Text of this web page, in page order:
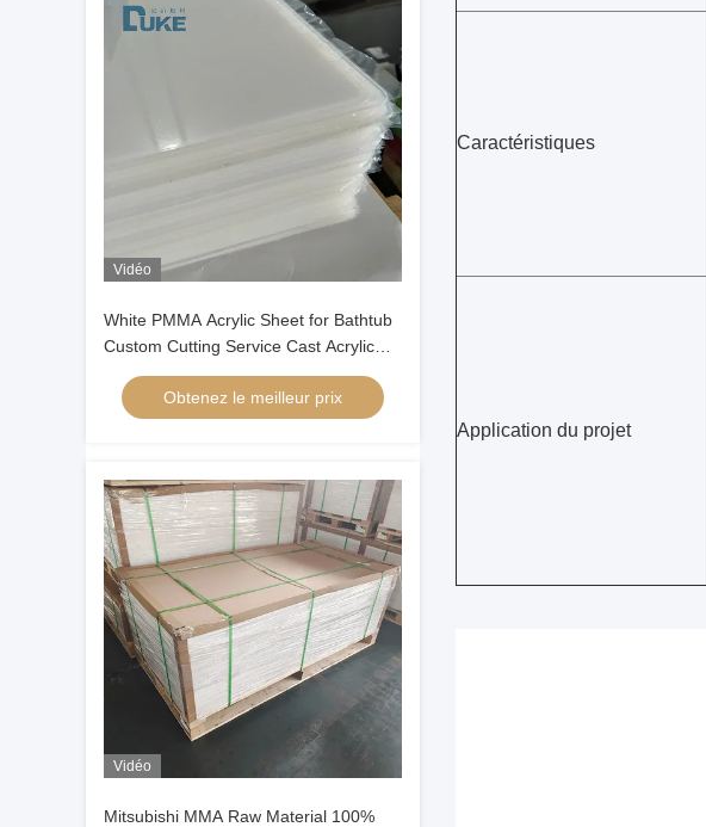
Vidéo
White PMMA Acrylic Sheet for Bathtub
Custom Cutting Service Cast Acrylic
Panel for Bathroom Ware
ManufacturingObtenez le meilleur prix
Vidéo
Mitsubishi MMA Raw Material 100%
Caractéristiques
Application du projet